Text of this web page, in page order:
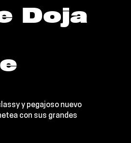
Doja
y pegajoso nuevo
con sus grandes